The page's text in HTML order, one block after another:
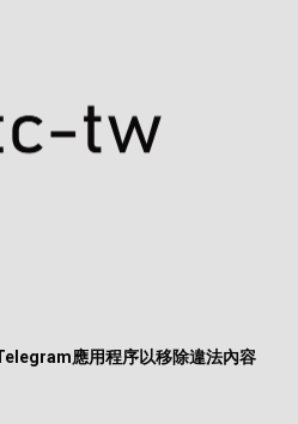
應用程序以移除違法內容